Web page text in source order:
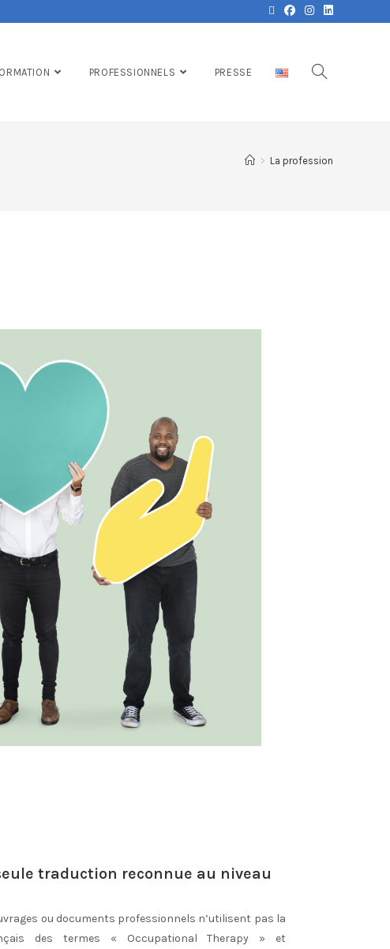
PROFESSIONNELS PRESSE
> La profession
traduction reconnue au niveau
ou documents professionnels n’utilisent pas la
des termes « Occupational Therapy » et